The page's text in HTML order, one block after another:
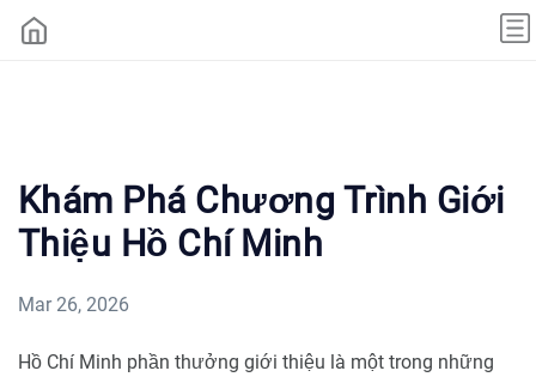
Khám Phá Chương Trình Giới
Thiệu Hồ Chí Minh
Mar 26, 2026
Hồ Chí Minh phần thưởng giới thiệu là một trong những